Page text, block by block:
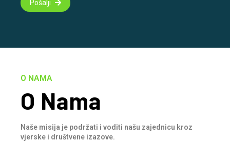
Pošalji
O NAMA
O Nama
Naše misija je podržati i voditi našu zajednicu kroz
vjerske i društvene izazove.